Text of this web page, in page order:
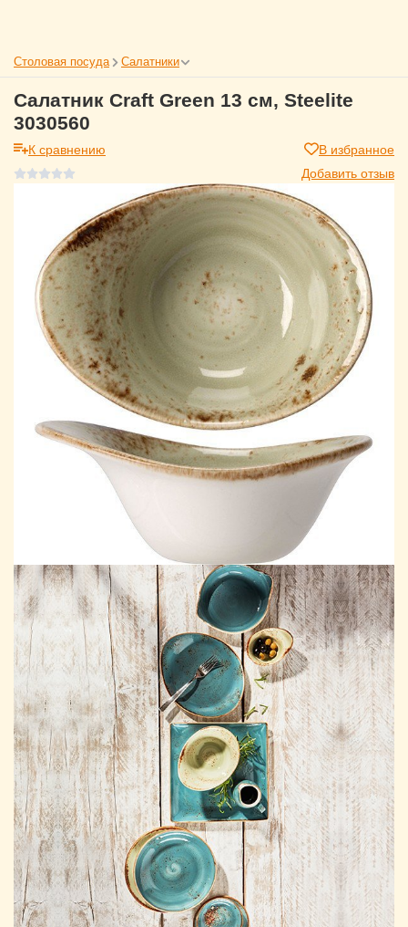
Столовая посуда Салатники
Салатник Craft Green 13 см, Steelite
3030560
К сравнению
В избранное
Добавить отзыв